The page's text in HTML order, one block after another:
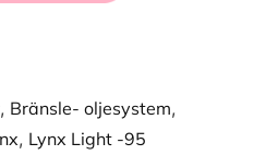
, Bränsle- oljesystem,
, Lynx Light -95